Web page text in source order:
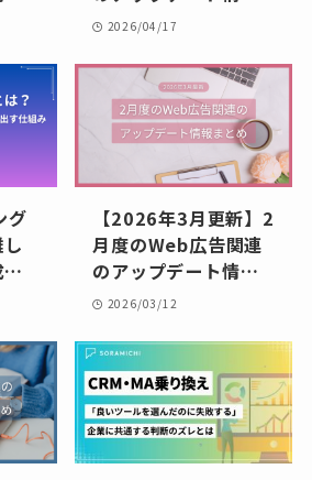
まとめ
2026/04/17
グ
【2026年3月更新】2
月度のWeb広告関連
のアップデート情報
まとめ
2026/03/12